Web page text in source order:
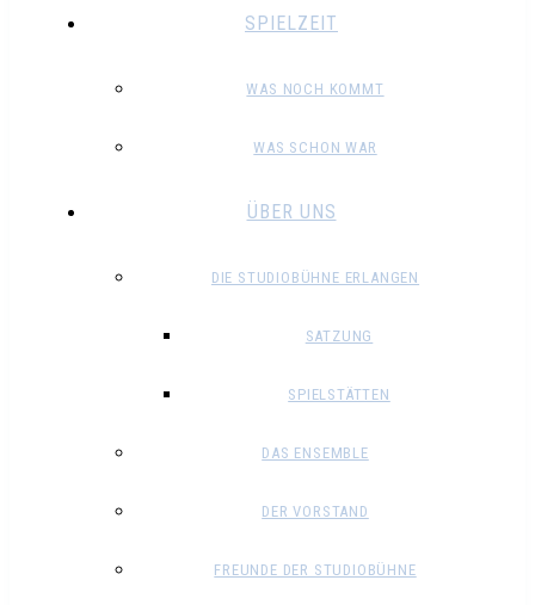
SPIELZEIT
WAS NOCH KOMMT
WAS SCHON WAR
ÜBER UNS
DIE STUDIOBÜHNE ERLANGEN
SATZUNG
SPIELSTÄTTEN
DAS ENSEMBLE
DER VORSTAND
FREUNDE DER STUDIOBÜHNE